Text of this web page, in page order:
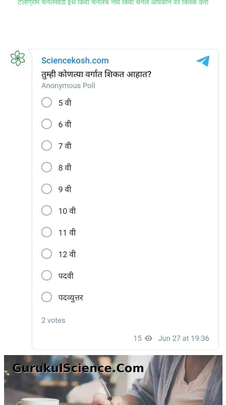
टेलीग्राम चॅनेलसाठी इथे किंवा चॅनेलचे नाव किंवा चॅनेल आयकॉन वर क्लिक करा